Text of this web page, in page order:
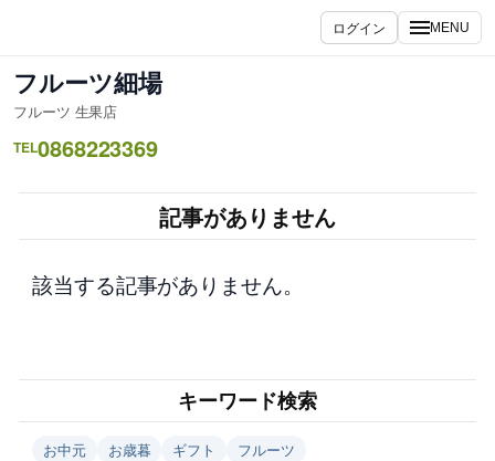
を
ス
キ
ッ
ログイン MENU
フルーツ細場
フルーツ 生果店
TEL0868223369
記事がありません
該当する記事がありません。
キーワード検索
お中元 お歳暮 ギフト フルーツ